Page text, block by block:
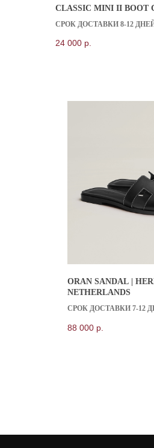
CLASSIC MINI II BOOT
СРОК ДОСТАВКИ 8-12
24 000 р.
ORAN SANDAL |
NETHERLANDS
СРОК ДОСТАВКИ 7-12
88 000 р.
KICKSBAZAR